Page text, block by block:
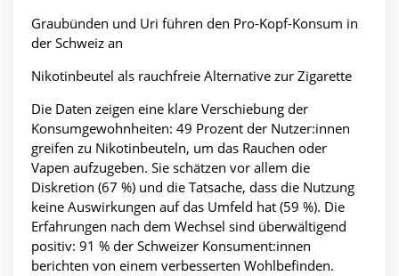
Graubünden und Uri führen den Pro-Kopf-Konsum in
der Schweiz an
Nikotinbeutel als rauchfreie Alternative zur Zigarette
Die Daten zeigen eine klare Verschiebung der
Konsumgewohnheiten: 49 Prozent der Nutzer:innen
greifen zu Nikotinbeuteln, um das Rauchen oder
Vapen aufzugeben. Sie schätzen vor allem die
Diskretion (67 %) und die Tatsache, dass die Nutzung
keine Auswirkungen auf das Umfeld hat (59 %). Die
Erfahrungen nach dem Wechsel sind überwältigend
positiv: 91 % der Schweizer Konsument:innen
berichten von einem verbesserten Wohlbefinden.